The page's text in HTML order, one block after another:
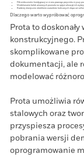
Filtr widoczności kondygnacji w menu prawego przycisku myszy
Modelowanie belek ażurowych pozwala na optymalizację ich
Bardziej elastyczne określenie warunków końcowych słupa
Dlaczego warto wypróbować
Prota to
konstrukcyjnego.
skomplikowane
dokumentacji, ale
modelować
Prota umożliwia
stalowych oraz
przyspiesza
pobrania wersji
oprogramowanie